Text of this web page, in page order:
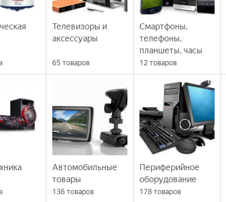
Телевизоры и
аксессуары
65 товаров
Смартфоны,
телефоны,
планшеты, часы
12 товаров
Автомобильные
товары
136товаров
Периферийное
оборудование
178 товаров